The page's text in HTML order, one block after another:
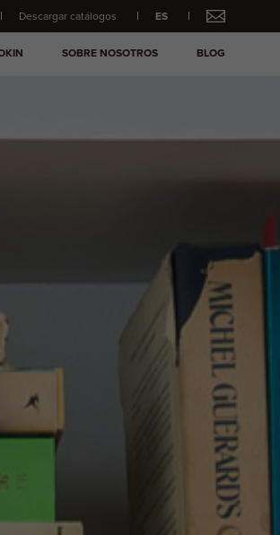
Descargar catálogos ES
SOBRE NOSOTROS BLOG